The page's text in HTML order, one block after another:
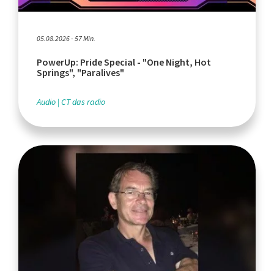
05.08.2026 - 57 Min.
PowerUp: Pride Special - "One Night, Hot
Springs", "Paralives"
Audio CT das radio